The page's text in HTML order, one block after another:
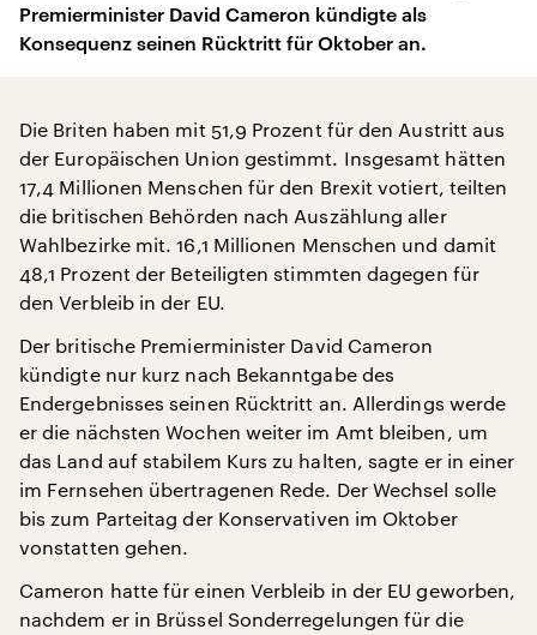
Premierminister David Cameron kündigte als
Konsequenz seinen Rücktritt für Oktober an.
Die Briten haben mit 51,9 Prozent für den Austritt aus
der Europäischen Union gestimmt. Insgesamt hätten
17,4 Millionen Menschen für den Brexit votiert, teilten
die britischen Behörden nach Auszählung aller
Wahlbezirke mit. 16,1 Millionen Menschen und damit
48,1 Prozent der Beteiligten stimmten dagegen für
den Verbleib in der EU.
Der britische Premierminister David Cameron
kündigte nur kurz nach Bekanntgabe des
Endergebnisses seinen Rücktritt an. Allerdings werde
er die nächsten Wochen weiter im Amt bleiben, um
das Land auf stabilem Kurs zu halten, sagte er in einer
im Fernsehen übertragenen Rede. Der Wechsel solle
bis zum Parteitag der Konservativen im Oktober
vonstatten gehen.
Cameron hatte für einen Verbleib in der EU geworben,
nachdem er in Brüssel Sonderregelungen für die